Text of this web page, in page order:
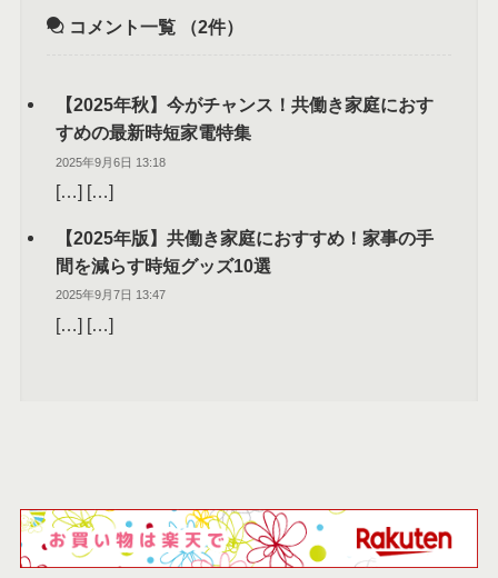
コメント一覧 （2件）
【2025年秋】今がチャンス！共働き家庭におす
すめの最新時短家電特集
2025年9月6日 13:18
[…] […]
【2025年版】共働き家庭におすすめ！家事の手
間を減らす時短グッズ10選
2025年9月7日 13:47
[…] […]